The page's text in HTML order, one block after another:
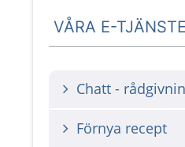
VÅRA E-
Chatt -
Förnya recept